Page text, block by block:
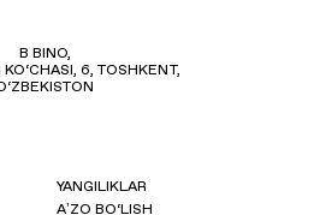
B BINO,
6, TOSHKENT,
YANGILIKLAR
AʼZO BO‘LISH